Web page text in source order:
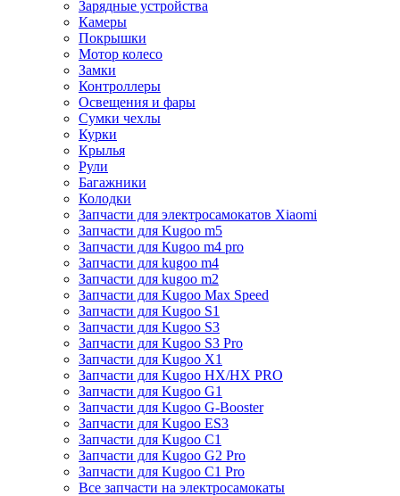
Зарядные устройства
Камеры
Покрышки
Мотор колесо
Замки
Контроллеры
Освещения и фары
Сумки чехлы
Курки
Крылья
Рули
Багажники
Колодки
Запчасти для электросамокатов Xiaomi
Запчасти для Kugoo m5
Запчасти для Кugoo m4 pro
Запчасти для kugoo m4
Запчасти для kugoo m2
Запчасти для Kugoo Max Speed
Запчасти для Kugoo S1
Запчасти для Kugoo S3
Запчасти для Kugoo S3 Pro
Запчасти для Kugoo X1
Запчасти для Kugoo HX/HX PRO
Запчасти для Kugoo G1
Запчасти для Kugoo G-Booster
Запчасти для Kugoo ES3
Запчасти для Kugoo C1
Запчасти для Kugoo G2 Pro
Запчасти для Kugoo C1 Pro
Все запчасти на электросамокаты